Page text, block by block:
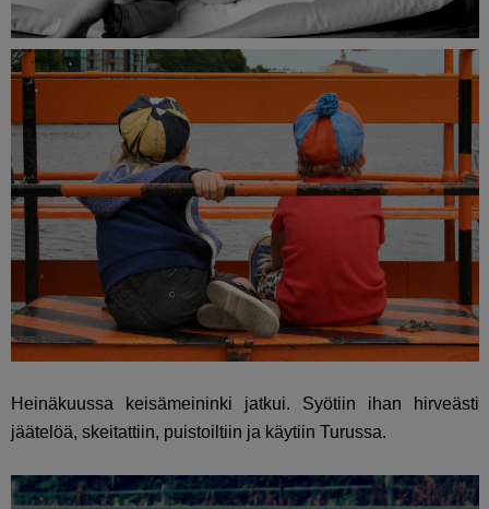
Heinäkuussa keisämeininki jatkui. Syötiin ihan hirveästi
jäätelöä, skeitattiin, puistoiltiin ja käytiin Turussa.